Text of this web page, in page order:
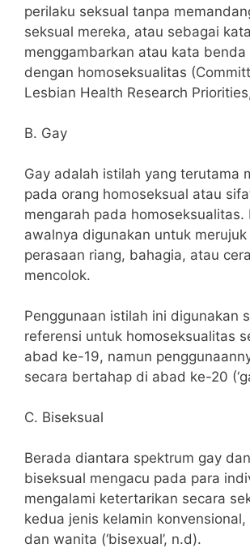
perilaku seksual tanpa
seksual mereka, atau sebagai
menggambarkan atau kata benda
dengan homoseksualitas
Lesbian Health Research
B. Gay
Gay adalah istilah yang terutama
pada orang homoseksual atau
mengarah pada homoseksualitas.
awalnya digunakan untuk merujuk
perasaan riang, bahagia, atau
mencolok.
Penggunaan istilah ini digunakan
referensi untuk homoseksualitas
abad ke-19, namun
secara bertahap di abad ke-20
C. Biseksual
Berada diantara spektrum gay
biseksual mengacu pada para
mengalami ketertarikan secara
kedua jenis kelamin konvensional,
dan wanita (‘bisexual’, n.d).